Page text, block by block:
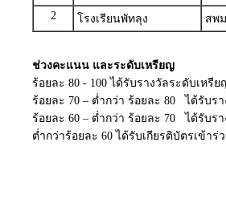
2
โรงเรียนพัทลุง สพ
ช่วงคะแนน และระดับเหรียญ
ร้อยละ 80 - 100 ได้รับรางวัลระดับเหรีย
ร้อยละ 70 – ต่ำกว่า ร้อยละ 80 ได้รับร
ร้อยละ 60 – ต่ำกว่า ร้อยละ 70 ได้รับร
ต่ำกว่าร้อยละ 60 ได้รับเกียรติบัตรเข้า